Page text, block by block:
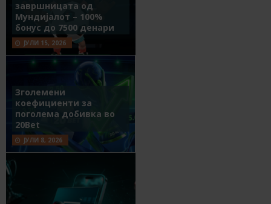
завршницата од
Мундијалот – 100%
бонус до 7500 денари
ЈУЛИ 15, 2026
Зголемени
коефициенти за
поголема добивка во
20Bet
ЈУЛИ 8, 2026